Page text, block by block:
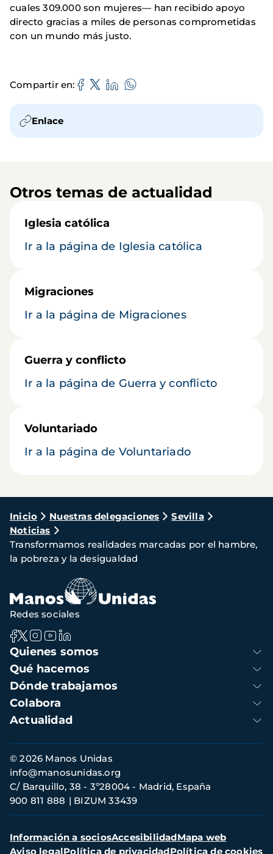
cuales 309.000 son mujeres— han recibido apoyo
directo gracias a miles de personas comprometidas
con un mundo más justo.
Compartir en
Enlace
Otros temas de actualidad
Iglesia católica
Ir a la página de Iglesia católica
Migraciones
Ir a la página de Migraciones
Guerra y conflicto
Ir a la página de Guerra y conflicto
Voluntariado
Ir a la página de Voluntariado
Ruta
de
navegación
Inicio Nuestras delegaciones
Sevilla
Noticias
Transformamos realidades marcadas por el hambre,
la pobreza y la desigualdad
Navegación
principal
Quienes somos
Qué hacemos
Dónde trabajamos
Colabora
Actualidad
Redes sociales
Información
de
contacto
© 2026 Manos Unidas
C/ Barquillo, 38 - 3º28004 - Madrid, España
900 811 888
BIZUM 33439
info@manosunidas.org
Menú
secundario
Información a sociosAccesibilidadMapa web
Aviso legalPolítica de privacidadPolítica de cookies